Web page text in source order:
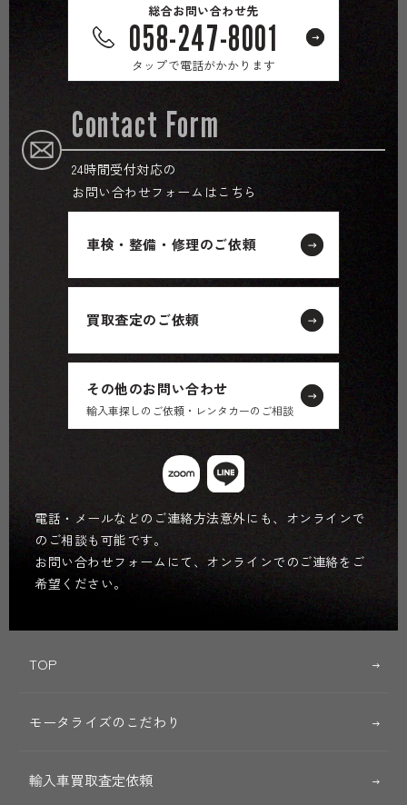
総合お問い合わせ先
058-247-8001
タップで電話がかかります
Contact Form
24時間受付対応の
お問い合わせフォームはこちら
車検・整備・修理のご依頼
買取査定のご依頼
その他のお問い合わせ
輸入車探しのご依頼・レンタカーのご相談
電話・メールなどのご連絡方法意外にも、オンラインで
のご相談も可能です。
お問い合わせフォームにて、オンラインでのご連絡をご
希望ください。
TOP
モータライズのこだわり
輸入車買取査定依頼